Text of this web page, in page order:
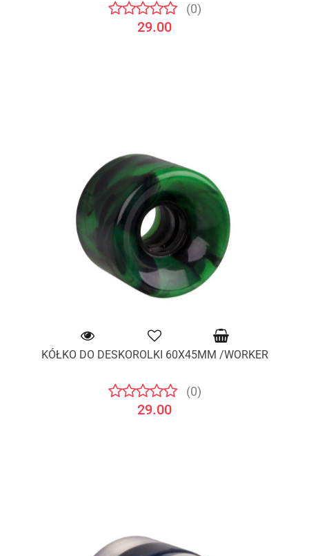
(0)
29.00
KÓŁKO DO DESKOROLKI 60X45MM /WORKER
(0)
29.00